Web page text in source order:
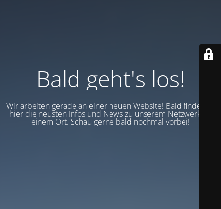
Bald geht's los!
Wir arbeiten gerade an einer neuen Website! Bald findest du
hier die neusten Infos und News zu unserem Netzwerk an
einem Ort. Schau gerne bald nochmal vorbei!